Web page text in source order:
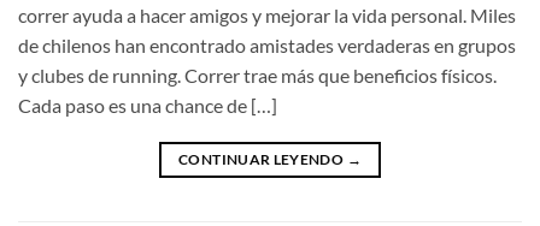
correr ayuda a hacer amigos y mejorar la vida personal. Miles
de chilenos han encontrado amistades verdaderas en grupos
y clubes de running. Correr trae más que beneficios físicos.
Cada paso es una chance de […]
CONTINUAR LEYENDO →